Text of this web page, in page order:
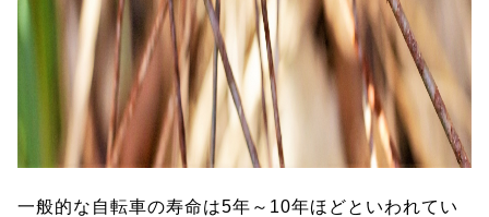
一般的な自転車の寿命は5年～10年ほどといわれてい